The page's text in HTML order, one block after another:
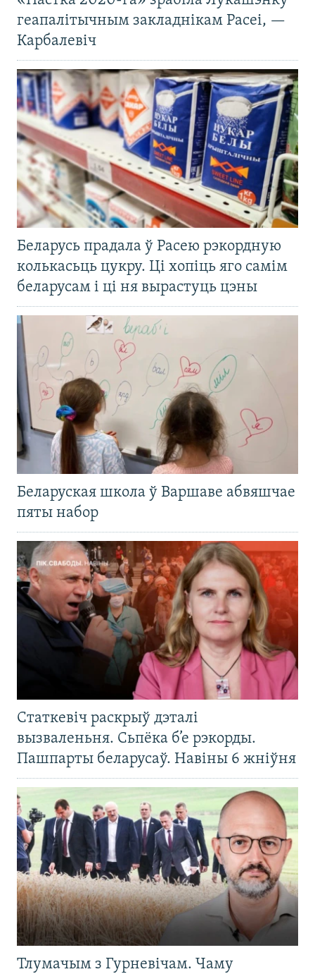
геапалітычным закладнікам Расеі, —
Карбалевіч
Беларусь прадала ў Расею рэкордную
колькасьць цукру. Ці хопіць яго самім
беларусам і ці ня вырастуць цэны
Беларуская школа ў Варшаве абвяшчае
пяты набор
Статкевіч раскрыў дэталі
вызваленьня. Сьпёка б’е рэкорды.
Пашпарты беларусаў. Навіны 6 жніўня
Тлумачым з Гурневічам. Чаму